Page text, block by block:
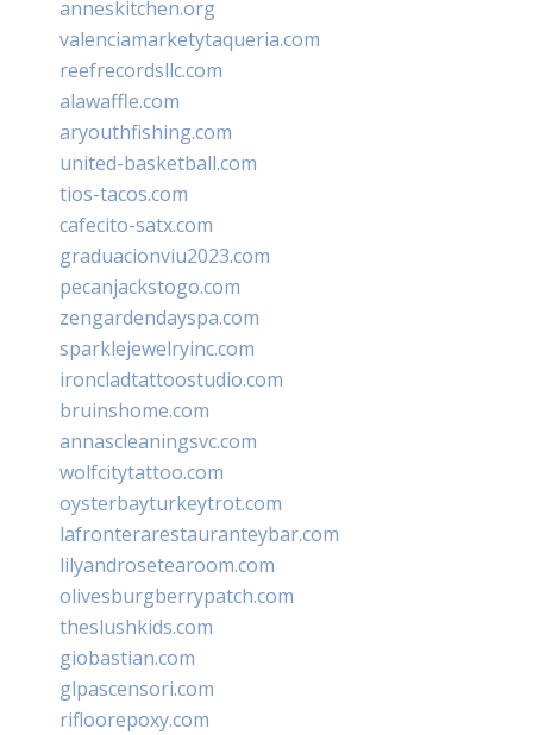
anneskitchen.org
valenciamarketytaqueria.com
reefrecordsllc.com
alawaffle.com
aryouthfishing.com
united-basketball.com
tios-tacos.com
cafecito-satx.com
graduacionviu2023.com
pecanjackstogo.com
zengardendayspa.com
sparklejewelryinc.com
ironcladtattoostudio.com
bruinshome.com
annascleaningsvc.com
wolfcitytattoo.com
oysterbayturkeytrot.com
lafronterarestauranteybar.com
lilyandrosetearoom.com
olivesburgberrypatch.com
theslushkids.com
giobastian.com
glpascensori.com
rifloorepoxy.com